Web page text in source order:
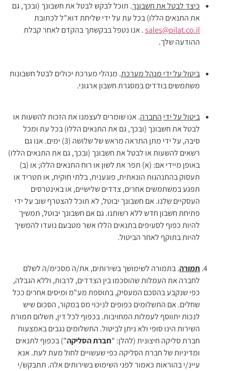
כיצד לבטל את חשבונך. תוכל לבקש לבטל את חשבונך (ובכך, גם
את התנאים הללו) בכל עת על ידי שליחת דוא"ל לכתובת
sales@pilat.co.il. אנו נטפל בבקשתך בהקדם לאחר קבלת
ההודעה שלך.
ביטול על ידי מנהל מערכת. מנהלי מערכת יכולים לבטל חשבונות
משתמשים בודדים במסגרת חשבון ארגוני.
ביטול על ידי החברה. אנו שומרים לעצמנו את הזכות להשעות או
לבטל את חשבונך (ובכך, גם את התנאים הללו) בכל עת ומכל
סיבה, על ידי מתן התראה מראש של שלושה (3) ימים. אנו גם
רשאים להשעות או לבטל את חשבונך (ובכך, גם את התנאים הללו)
באופן מיידי אם: (א) תפר את לשון או רוח התנאים הללו; או (ב)
תעסוק בהתנהגות הונאתית, פוגענית, בלתי חוקית, או תטריד או
תפגע במשתמשים אחרים, צדדים שלישיים, או באינטרסים
העסקיים שלנו. אם חשבונך יבוטל, לא תוכל להצטרף שוב על ידי
פתיחת חשבון חדש ללא רשותנו. גם אם חשבונך יבוטל, תמשיך
להיות כפוף לסעיפים בתנאים הללו אשר מטבעם נועדו להמשיך
להיות בתוקף לאחר הביטול.
תמורה. בתמורה לשימושך בשירותים, את/ה מסכימ/ה לשלם
לחברה את העמלות שהוסכמו בין הצדדים, לרבות, וללא הגבלה,
כפי שנקבע בהסכם המעסיק, בתוספת מע"מ ומיסים אחרים ככל
שחלים. אם התשלומים כפופים לניכוי מס במקור, הסכום שיש
לנכות יתווסף לעמלות המחויבות. בכפוף לכל דין, תשלום תמורת
השירות הינו סופי ולא ניתן לביטול. התשלומים נגבים באמצעות
חברת סליקה חיצונית (להלן: "חברת הסליקה") בכפוף לתנאים
ומדיניות של חברת הסליקה כפי שעשויים לחול מעת לעת. אנא
עיינ/י בהוראות כאמור לפני השימוש בשירותים אלה. תתבקש/י